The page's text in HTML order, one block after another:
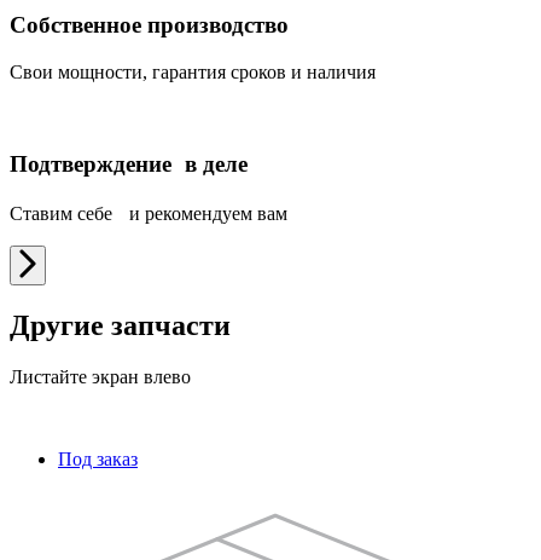
Собственное производство
Свои мощности, гарантия сроков и наличия
Подтверждение в деле
Ставим себе и рекомендуем вам
Другие запчасти
Листайте экран влево
Под заказ